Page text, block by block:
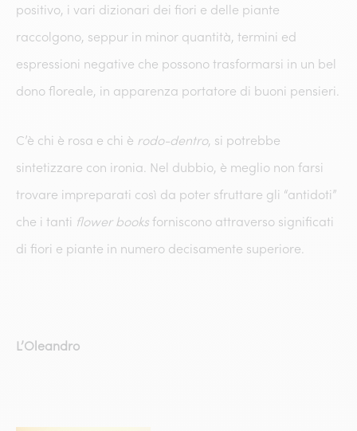
positivo, i vari dizionari dei fiori e delle piante
raccolgono, seppur in minor quantità, termini ed
espressioni negative che possono trasformarsi in un bel
dono floreale, in apparenza portatore di buoni pensieri.
C’è chi è rosa e chi è rodo-dentro, si potrebbe
sintetizzare con ironia. Nel dubbio, è meglio non farsi
trovare impreparati così da poter sfruttare gli “antidoti”
che i tanti flower books forniscono attraverso significati
di fiori e piante in numero decisamente superiore.
L’Oleandro